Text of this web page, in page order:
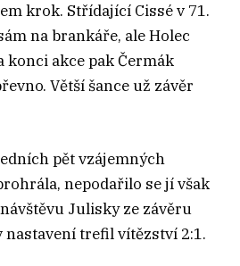
krok. Střídající Cissé v 71.
na brankáře, ale Holec
akce pak Čermák
Větší šance už závěr
pět vzájemných
nepodařilo se jí však
Julisky ze závěru
trefil vítězství 2:1.